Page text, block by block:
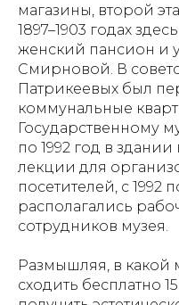
магазины, второй
1897–1903 годах
женский пансион и
Смирновой. В
Патрикеевых был
коммунальные
Государственному
по 1992 год в
лекции для
посетителей, с 1992
располагались
сотрудников музея.
Размышляя, в
сходить бесплатно